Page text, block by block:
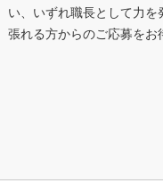
い、いずれ職長として力
張れる方からのご応募をお